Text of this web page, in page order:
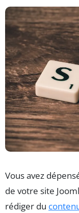
Vous avez
de votre site
rédiger du